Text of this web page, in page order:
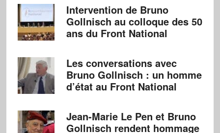
Intervention de Bruno
Gollnisch au colloque des 50
ans du Front National
Les conversations avec
Bruno Gollnisch : un homme
d’état au Front National
Jean-Marie Le Pen et Bruno
Gollnisch rendent hommage